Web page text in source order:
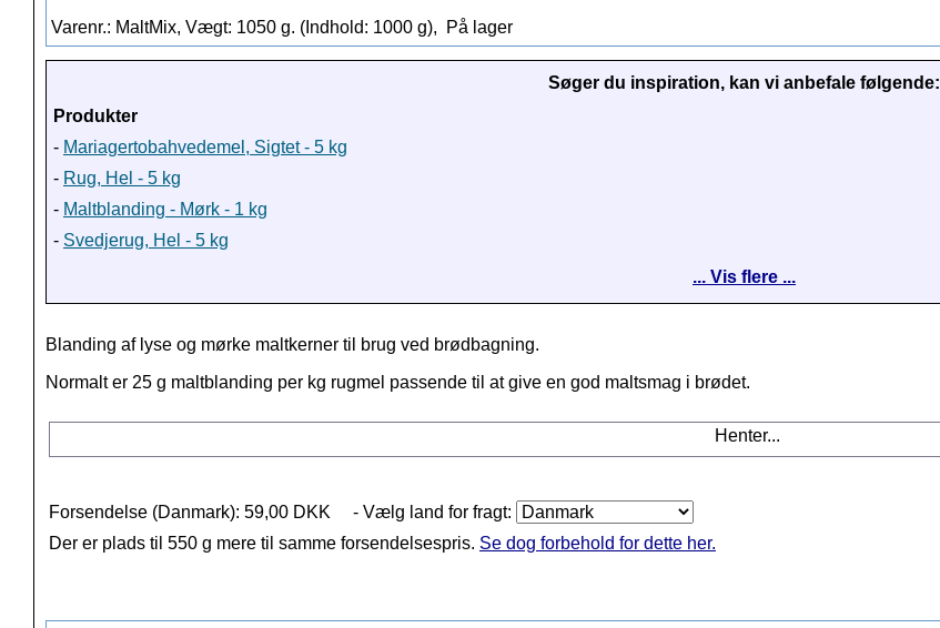
Varenr.: MaltMix, Vægt: 1050 g. (Indhold: 1000 g), På lager
Søger du inspiration, kan vi anbefale følgende:
Produkter
- Mariagertobahvedemel, Sigtet - 5 kg
- Rug, Hel - 5 kg
- Maltblanding - Mørk - 1 kg
- Svedjerug, Hel - 5 kg
... Vis flere ...
Blanding af lyse og mørke maltkerner til brug ved brødbagning.
Normalt er 25 g maltblanding per kg rugmel passende til at give en god maltsmag i brødet.
Henter...
Forsendelse (Danmark): 59,00 DKK
- Vælg land for fragt:
Der er plads til 550 g mere til samme forsendelsespris. Se dog forbehold for dette her.